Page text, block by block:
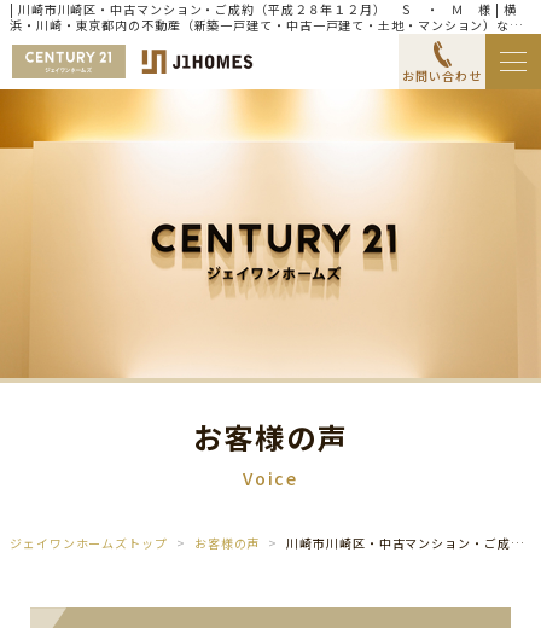
| 川崎市川崎区・中古マンション・ご成約（平成２８年１２月） Ｓ ・ Ｍ 様 | 横
浜・川崎・東京都内の不動産（新築一戸建て・中古一戸建て・土地・マンション）なら
センチュリー21ジェイワンホームズ
お問い合わせ
お客様の声
Voice
ジェイワンホームズトップ お客様の声 川崎市川崎区・中古マンション・ご成約（平成２８年１２月） Ｓ ・ Ｍ 様